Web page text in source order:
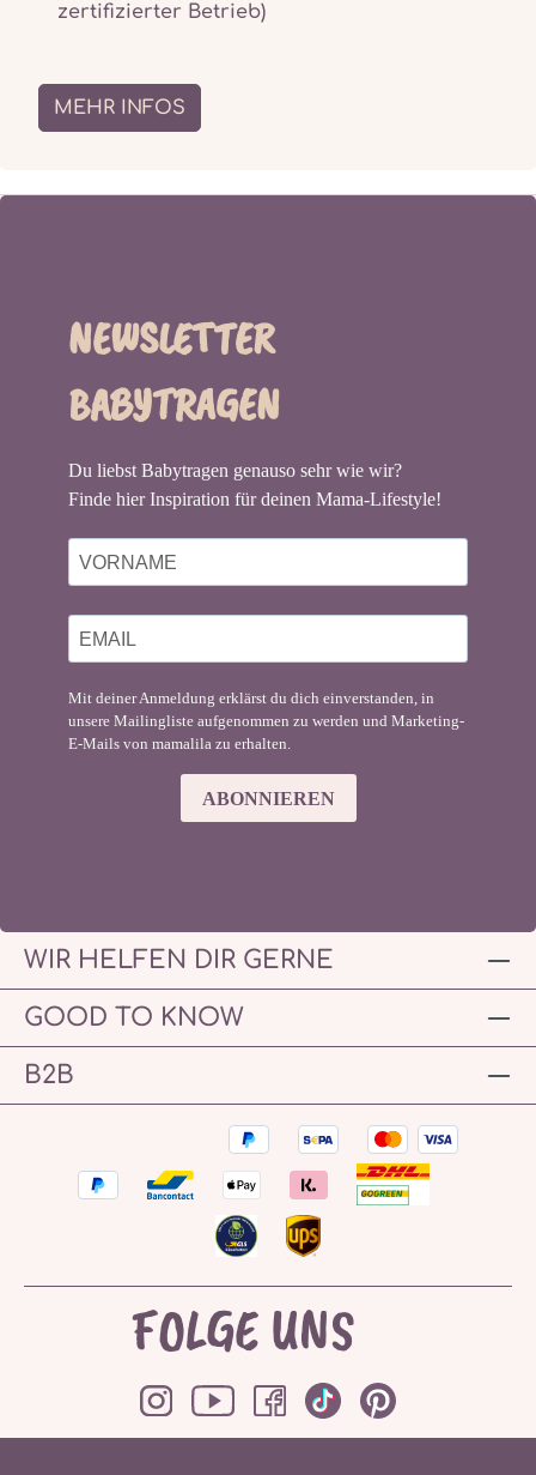
zertifizierter Betrieb)
MEHR INFOS
NEWSLETTER
BABYTRAGEN
Du liebst Babytragen genauso sehr wie wir?
Finde hier Inspiration für deinen Mama-Lifestyle!
Mit deiner Anmeldung erklärst du dich einverstanden, in
unsere Mailingliste aufgenommen zu werden und Marketing-
E-Mails von mamalila zu erhalten.
ABONNIEREN
WIR HELFEN DIR GERNE
GOOD TO KNOW
B2B
FOLGE UNS